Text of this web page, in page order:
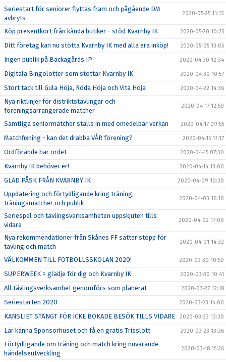
Seriestart för seniorer flyttas fram och pågående DM
avbryts
2020-05-25 11:13
Köp presentkort från kända butiker - stöd Kvarnby IK 2020-05-20 10:25
Ditt företag kan nu stötta Kvarnby IK med alla era inköp! 2020-05-05 13:05
Ingen publik på Bäckagårds IP 2020-04-30 12:34
Digitala Bingolotter som stöttar Kvarnby IK 2020-04-30 10:57
Stort tack till Gula Höja, Röda Höja och Vita Höja 2020-04-22 14:36
Nya riktlinjer för distriktstävlingar och
föreningsarrangerade matcher
2020-04-17 12:50
Samtliga seniormatcher ställs in med omedelbar verkan 2020-04-17 09:55
Matchfixning - kan det drabba VÅR förening? 2020-04-15 17:17
Ordförande har ordet 2020-04-15 07:30
Kvarnby IK behöver er! 2020-04-14 13:00
GLAD PÅSK FRÅN KVARNBY IK 2020-04-09 10:30
Uppdatering och förtydligande kring träning,
träningsmatcher och publik
2020-04-03 16:10
Seriespel och tävlingsverksamheten uppskjuten tills
vidare
2020-04-02 17:00
Nya rekommendationer från Skånes FF sätter stopp för
tävling och match
2020-04-01 14:32
VÄLKOMMEN TILL FOTBOLLSSKOLAN 2020! 2020-03-30 10:50
SUPERWEEK = glädje för dig och Kvarnby IK 2020-03-30 10:41
All tävlingsverksamhet genomförs som planerat 2020-03-27 12:18
Seriestarten 2020 2020-03-23 14:00
KANSLIET STÄNGT FÖR ICKE BOKADE BESÖK TILLS VIDARE 2020-03-23 13:30
Lär känna Sponsorhuset och få en gratis Trisslott 2020-03-23 13:26
Förtydligande om träning och match kring nuvarande
händelseutveckling
2020-03-18 15:26